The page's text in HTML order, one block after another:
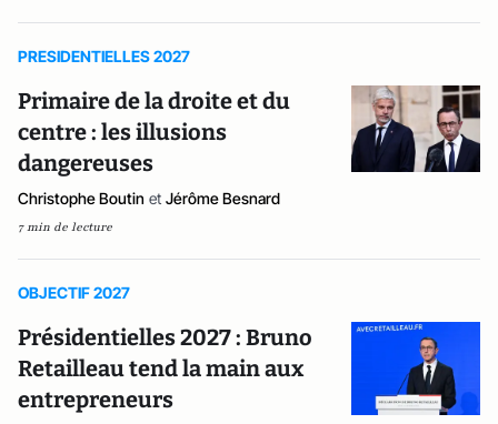
PRESIDENTIELLES 2027
Primaire de la droite et du
centre : les illusions
dangereuses
Christophe Boutin et Jérôme Besnard
7 min de lecture
OBJECTIF 2027
Présidentielles 2027 : Bruno
Retailleau tend la main aux
entrepreneurs